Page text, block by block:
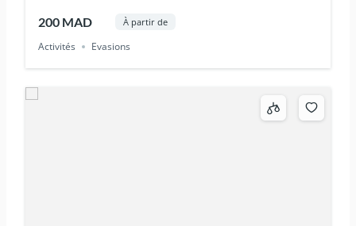
200 MAD À partir de
Activités Evasions